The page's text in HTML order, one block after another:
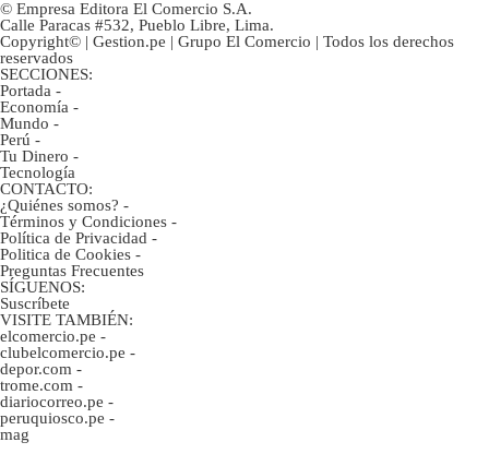
© Empresa Editora El Comercio S.A.
Calle Paracas #532, Pueblo Libre, Lima.
Copyright© | Gestion.pe | Grupo El Comercio | Todos los derechos
reservados
SECCIONES:
Portada -
Economía -
Mundo -
Perú -
Tu Dinero -
Tecnología
CONTACTO:
¿Quiénes somos? -
Términos y Condiciones -
Política de Privacidad -
Politica de Cookies -
Preguntas Frecuentes
SÍGUENOS:
Suscríbete
VISITE TAMBIÉN:
elcomercio.pe -
clubelcomercio.pe -
depor.com -
trome.com -
diariocorreo.pe -
peruquiosco.pe -
mag